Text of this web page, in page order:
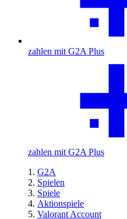
zahlen mit G2A Plus
zahlen mit G2A Plus
G2A
Spielen
Spiele
Aktionspiele
Valorant Account